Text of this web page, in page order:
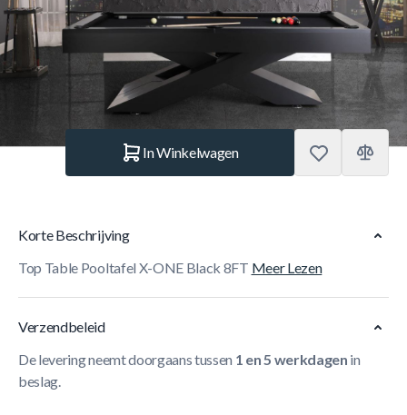
Heeft u graag dat wij de tafel bij u installeren op het gelijkvloers?*
In Winkelwagen
Korte Beschrijving
Top Table Pooltafel X-ONE Black 8FT Meer Lezen
Verzendbeleid
De levering neemt doorgaans tussen 1 en 5 werkdagen in
beslag.